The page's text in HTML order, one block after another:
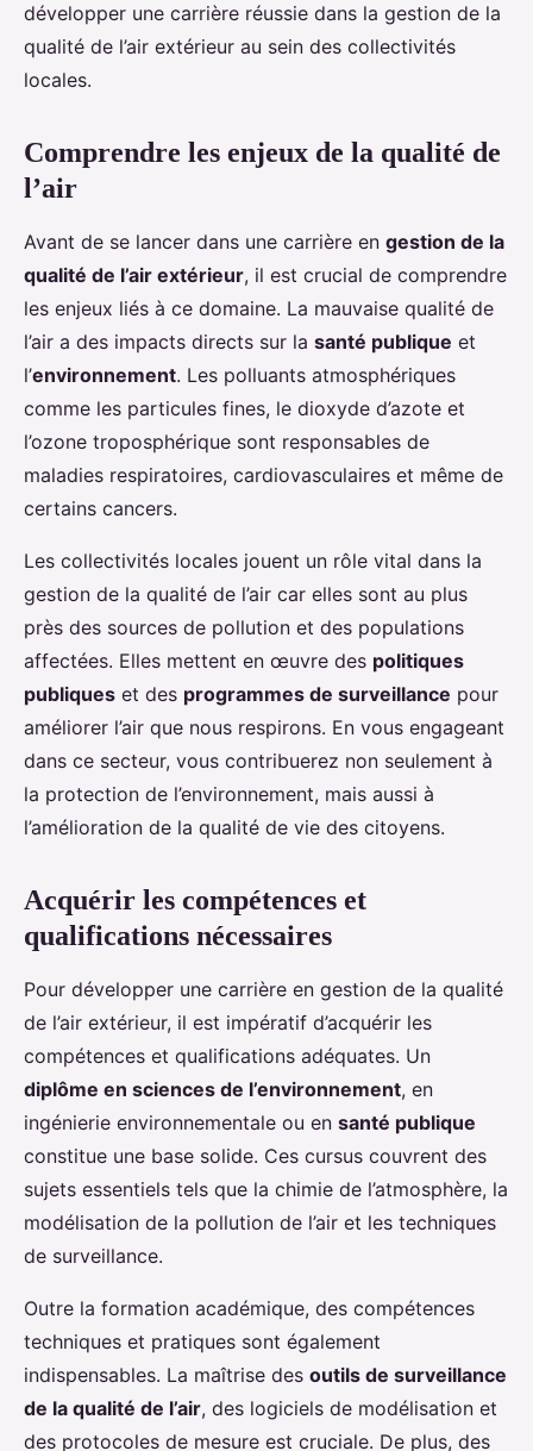
développer une carrière réussie dans la gestion de la
qualité de l’air extérieur au sein des collectivités
locales.
Comprendre les enjeux de la qualité de
l’air
Avant de se lancer dans une carrière en gestion de la
qualité de l’air extérieur, il est crucial de comprendre
les enjeux liés à ce domaine. La mauvaise qualité de
l’air a des impacts directs sur la santé publique et
l’environnement. Les polluants atmosphériques
comme les particules fines, le dioxyde d’azote et
l’ozone troposphérique sont responsables de
maladies respiratoires, cardiovasculaires et même de
certains cancers.
Les collectivités locales jouent un rôle vital dans la
gestion de la qualité de l’air car elles sont au plus
près des sources de pollution et des populations
affectées. Elles mettent en œuvre des politiques
publiques et des programmes de surveillance pour
améliorer l’air que nous respirons. En vous engageant
dans ce secteur, vous contribuerez non seulement à
la protection de l’environnement, mais aussi à
l’amélioration de la qualité de vie des citoyens.
Acquérir les compétences et
qualifications nécessaires
Pour développer une carrière en gestion de la qualité
de l’air extérieur, il est impératif d’acquérir les
compétences et qualifications adéquates. Un
diplôme en sciences de l’environnement, en
ingénierie environnementale ou en santé publique
constitue une base solide. Ces cursus couvrent des
sujets essentiels tels que la chimie de l’atmosphère, la
modélisation de la pollution de l’air et les techniques
de surveillance.
Outre la formation académique, des compétences
techniques et pratiques sont également
indispensables. La maîtrise des outils de surveillance
de la qualité de l’air, des logiciels de modélisation et
des protocoles de mesure est cruciale. De plus, des